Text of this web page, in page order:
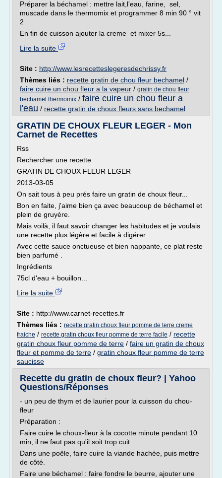
Préparer la béchamel : mettre lait,l'eau, farine, sel,
muscade dans le thermomix et programmer 8 min 90 ° vit
2
En fin de cuisson ajouter la creme et mixer 5s...
Lire la suite
Site : http://www.lesrecetteslegeresdechrissy.fr
Thèmes liés : recette gratin de chou fleur bechamel /
faire cuire un chou fleur a la vapeur / gratin de chou fleur
bechamel thermomix / faire cuire un chou fleur a
l'eau / recette gratin de choux fleurs sans bechamel
GRATIN DE CHOUX FLEUR LEGER - Mon
Carnet de Recettes
Rss
Rechercher une recette
GRATIN DE CHOUX FLEUR LEGER
2013-03-05
On sait tous à peu prés faire un gratin de choux fleur...
Bon en faite, j'aime bien ça avec beaucoup de béchamel et
plein de gruyère.
Mais voilà, il faut savoir changer les habitudes et je voulais
une recette plus légère et facile à digérer.
Avec cette sauce onctueuse et bien nappante, ce plat reste
bien parfumé .
Ingrédients
75cl d'eau + bouillon...
Lire la suite
Site : http://www.carnet-recettes.fr
Thèmes liés : recette gratin choux fleur pomme de terre creme
fraiche / recette gratin choux fleur pomme de terre facile / recette
gratin choux fleur pomme de terre / faire un gratin de choux
fleur et pomme de terre / gratin choux fleur pomme de terre
saucisse
Recette du gratin de choux fleur? | Yahoo
Questions/Réponses
- un peu de thym et de laurier pour la cuisson du chou-
fleur
Préparation :
Faire cuire le choux-fleur à la cocotte minute pendant 10
min, il ne faut pas qu'il soit trop cuit.
Dans une poêle, faire cuire la viande hachée, puis mettre
de côté.
Faire une béchamel : faire fondre le beurre, ajouter une